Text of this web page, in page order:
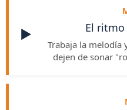
▶️ El
Trabaja la melodía
dejen de sonar